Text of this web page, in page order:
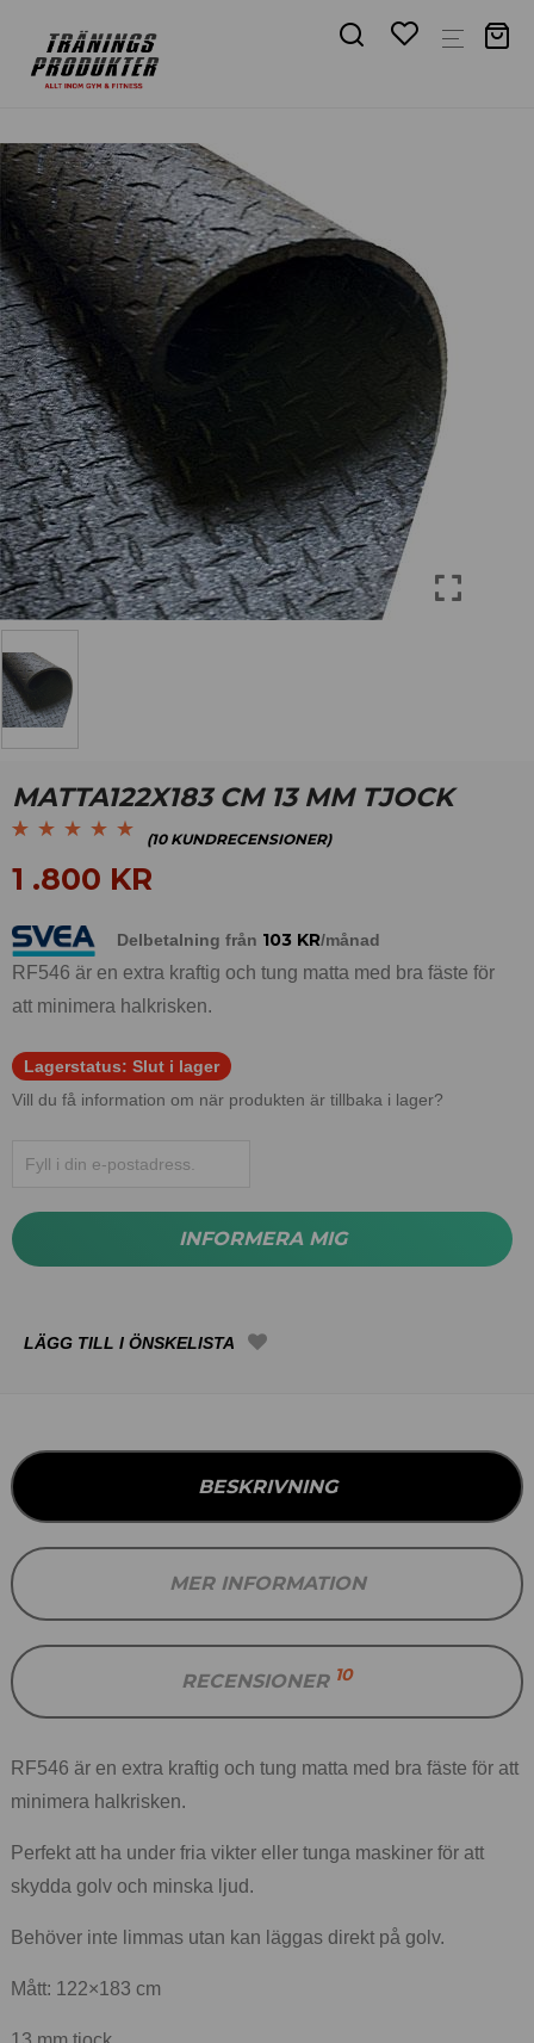
MATTA122X183 CM 13 MM TJOCK
5 baserat på
kundrecensioner
(10KUNDRECENSIONER)
1 .800 KR
Delbetalning från 103 KR/månad
RF546 är en extra kraftig och tung matta med bra fäste för
att minimera halkrisken.
Lagerstatus: Slut i lager
Vill du få information om när produkten är tillbaka i lager?
INFORMERA MIG
BESKRIVNING
MER INFORMATION
RECENSIONER 10
RF546 är en extra kraftig och tung matta med bra fäste för att
minimera halkrisken.
Perfekt att ha under fria vikter eller tunga maskiner för att
skydda golv och minska ljud.
Behöver inte limmas utan kan läggas direkt på golv.
Mått: 122×183 cm